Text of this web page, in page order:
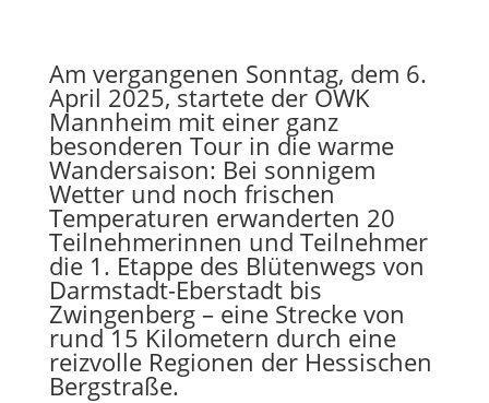
Am vergangenen Sonntag, dem 6.
April 2025, startete der OWK
Mannheim mit einer ganz
besonderen Tour in die warme
Wandersaison: Bei sonnigem
Wetter und noch frischen
Temperaturen erwanderten 20
Teilnehmerinnen und Teilnehmer
die 1. Etappe des Blütenwegs von
Darmstadt-Eberstadt bis
Zwingenberg – eine Strecke von
rund 15 Kilometern durch eine
reizvolle Regionen der Hessischen
Bergstraße.